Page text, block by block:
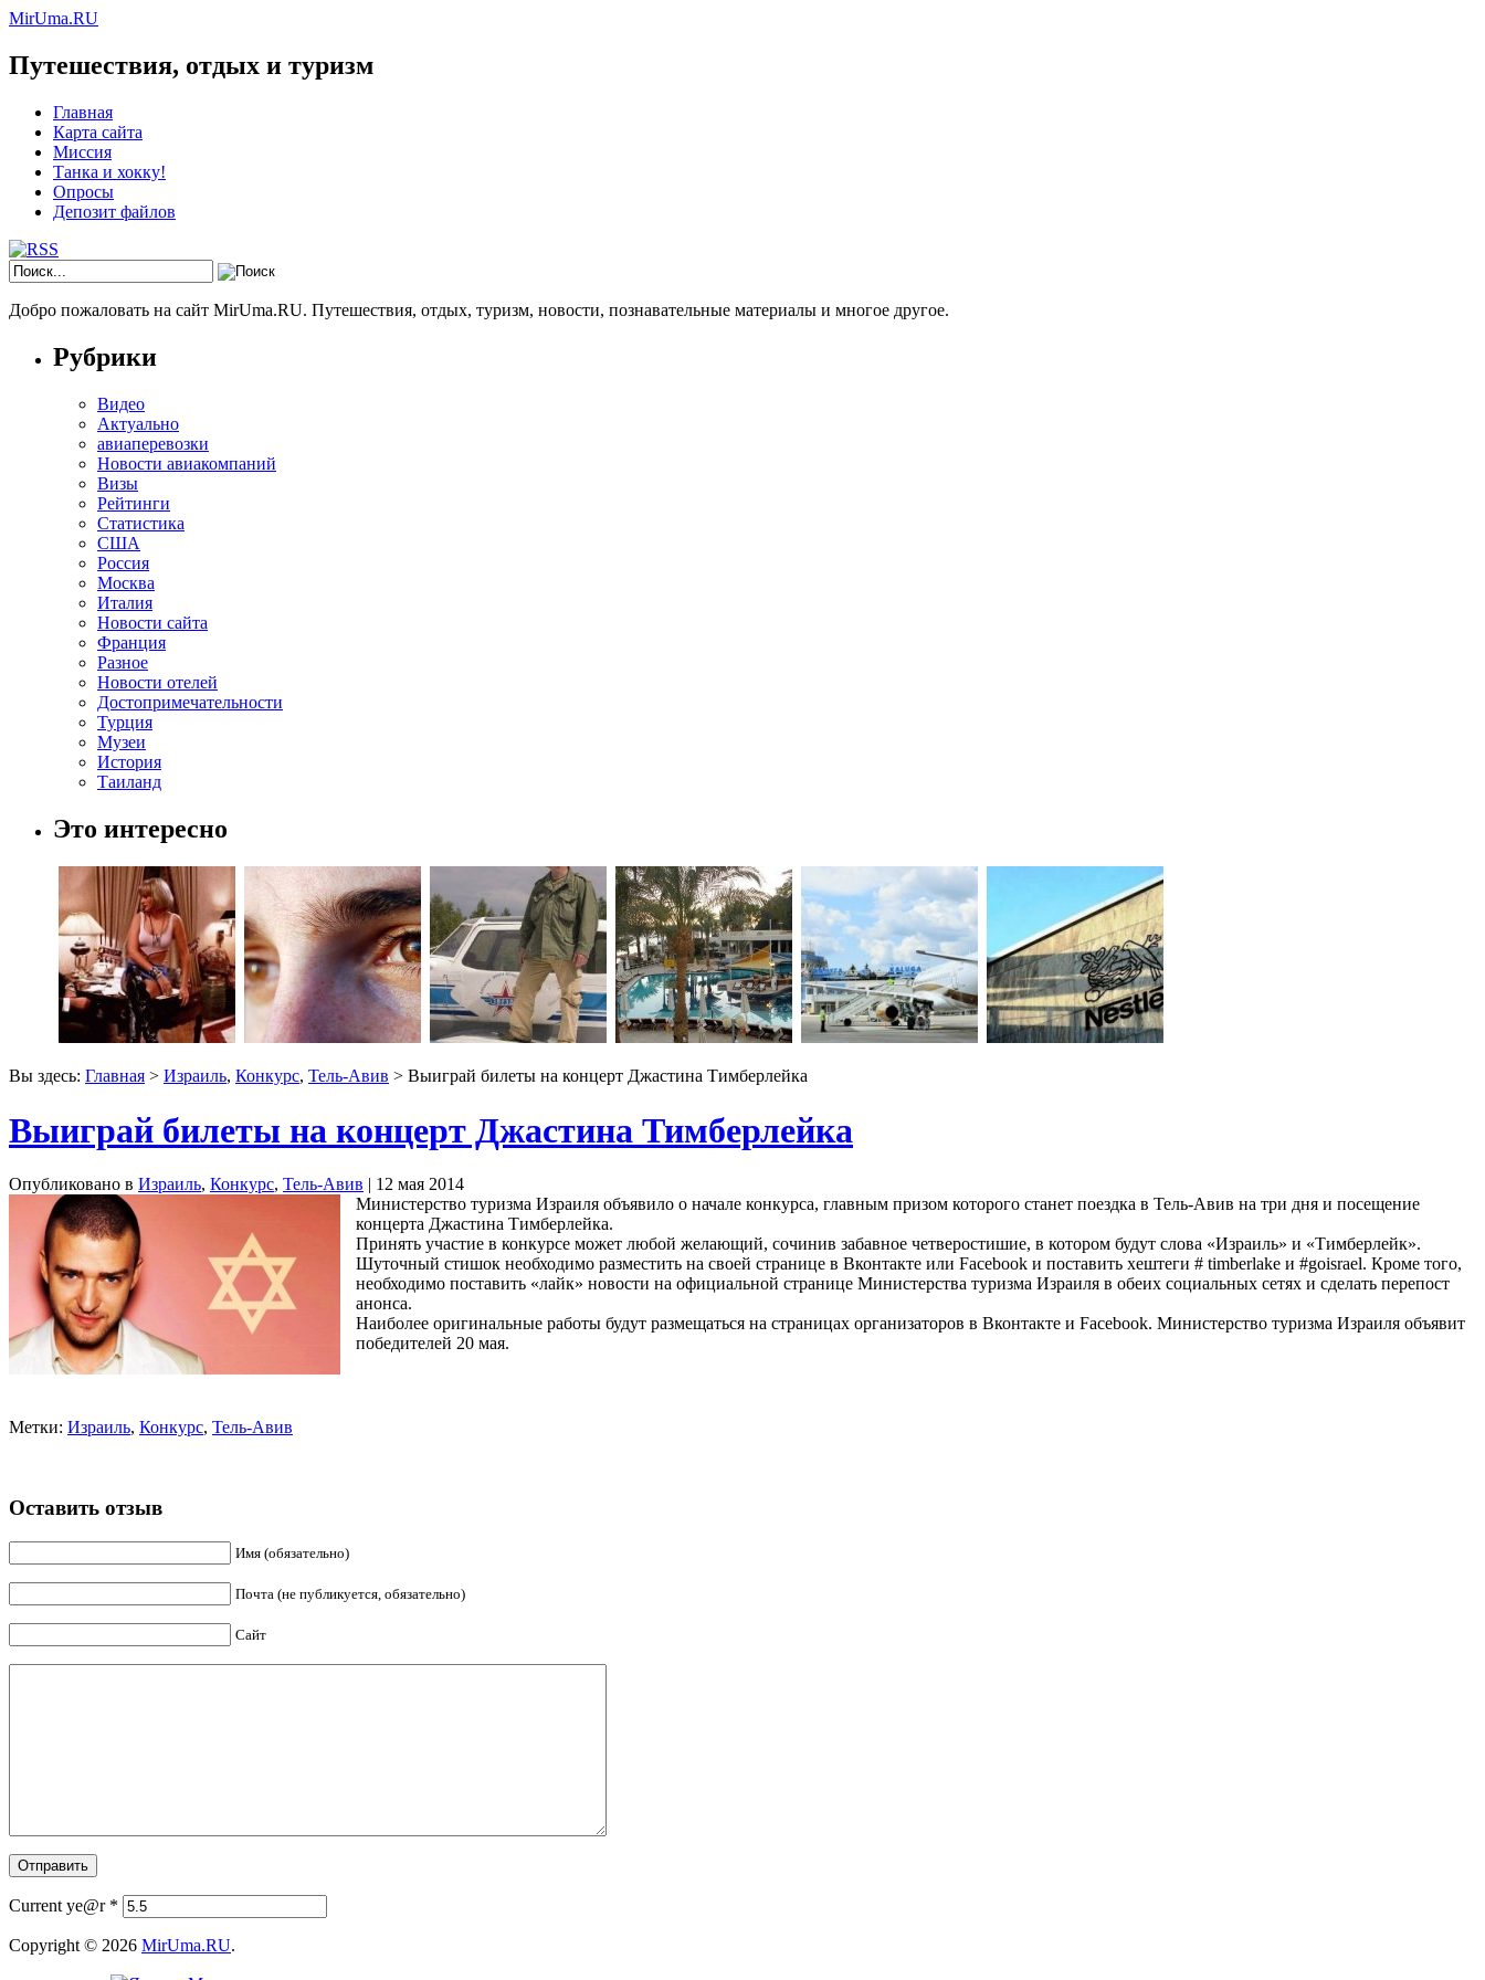
MirUma.RU
Путешествия, отдых и туризм
Главная
Карта сайта
Миссия
Танка и хокку!
Опросы
Депозит файлов
Добро пожаловать на сайт MirUma.RU. Путешествия, отдых, туризм, новости, познавательные материалы и многое другое.
Рубрики
Видео
Актуально
авиаперевозки
Новости авиакомпаний
Визы
Рейтинги
Статистика
США
Россия
Москва
Италия
Новости сайта
Франция
Разное
Новости отелей
Достопримечательности
Турция
Музеи
История
Таиланд
Это интересно
Вы здесь: Главная > Израиль, Конкурс, Тель-Авив > Выиграй билеты на концерт Джастина Тимберлейка
Выиграй билеты на концерт Джастина Тимберлейка
Опубликовано в Израиль, Конкурс, Тель-Авив | 12 мая 2014
Министерство туризма Израиля объявило о начале конкурса, главным призом которого станет поездка в Тель-Авив на три дня и посещение
концерта Джастина Тимберлейка.
Принять участие в конкурсе может любой желающий, сочинив забавное четверостишие, в котором будут слова «Израиль» и «Тимберлейк».
Шуточный стишок необходимо разместить на своей странице в Вконтакте или Facebook и поставить хештеги # timberlake и #goisrael. Кроме того,
необходимо поставить «лайк» новости на официальной странице Министерства туризма Израиля в обеих социальных сетях и сделать перепост
анонса.
Наиболее оригинальные работы будут размещаться на страницах организаторов в Вконтакте и Facebook. Министерство туризма Израиля объявит
победителей 20 мая.
Метки: Израиль, Конкурс, Тель-Авив
Оставить отзыв
Имя (обязательно)
Почта (не публикуется, обязательно)
Сайт
Current ye@r *
Copyright © 2026 MirUma.RU.